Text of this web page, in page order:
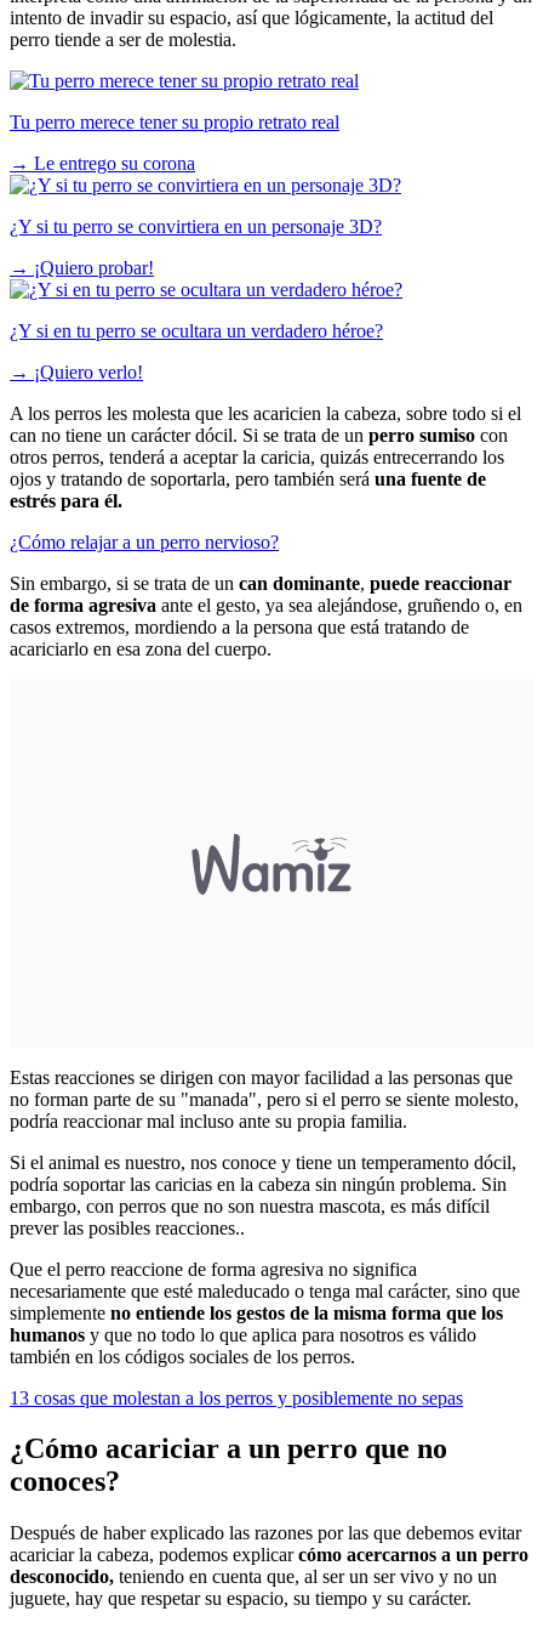
intento de invadir su espacio, así que lógicamente, la actitud del
perro tiende a ser de molestia.
Tu perro merece tener su propio retrato real
→ Le entrego su corona
¿Y si tu perro se convirtiera en un personaje 3D?
→ ¡Quiero probar!
¿Y si en tu perro se ocultara un verdadero héroe?
→ ¡Quiero verlo!
A los perros les molesta que les acaricien la cabeza, sobre todo si el
can no tiene un carácter dócil. Si se trata de un perro sumiso con
otros perros, tenderá a aceptar la caricia, quizás entrecerrando los
ojos y tratando de soportarla, pero también será una fuente de
estrés para él.
¿Cómo relajar a un perro nervioso?
Sin embargo, si se trata de un can dominante, puede reaccionar
de forma agresiva ante el gesto, ya sea alejándose, gruñendo o, en
casos extremos, mordiendo a la persona que está tratando de
acariciarlo en esa zona del cuerpo.
Estas reacciones se dirigen con mayor facilidad a las personas que
no forman parte de su "manada", pero si el perro se siente molesto,
podría reaccionar mal incluso ante su propia familia.
Si el animal es nuestro, nos conoce y tiene un temperamento dócil,
podría soportar las caricias en la cabeza sin ningún problema. Sin
embargo, con perros que no son nuestra mascota, es más difícil
prever las posibles reacciones..
Que el perro reaccione de forma agresiva no significa
necesariamente que esté maleducado o tenga mal carácter, sino que
simplemente no entiende los gestos de la misma forma que los
humanos y que no todo lo que aplica para nosotros es válido
también en los códigos sociales de los perros.
13 cosas que molestan a los perros y posiblemente no sepas
¿Cómo acariciar a un perro que no
conoces?
Después de haber explicado las razones por las que debemos evitar
acariciar la cabeza, podemos explicarcómo acercarnos a un perro
desconocido, teniendo en cuenta que, al ser un ser vivo y no un
juguete, hay que respetar su espacio, su tiempo y su carácter.